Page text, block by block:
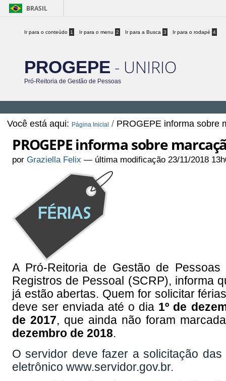
BRASIL
Ir para o conteúdo 1 Ir para o menu 2 Ir para a Busca 3 Ir para o rodapé 4
PROGEPE - UNIRIO
Pró-Reitoria de Gestão de Pessoas
Você está aqui: Página Inicial / PROGEPE informa sobre
PROGEPE informa sobre
porGraziella Felix — última modificação 23/11/2018
A Pró-Reitoria de Gestão de
Registros de Pessoal (SCRP), informa
já estão abertas. Quem for solicitar
deve ser enviada até o dia 1º de
de 2017, que ainda não foram
dezembro de 2018.
O servidor deve fazer a solicitação
eletrônico www.servidor.gov.br.